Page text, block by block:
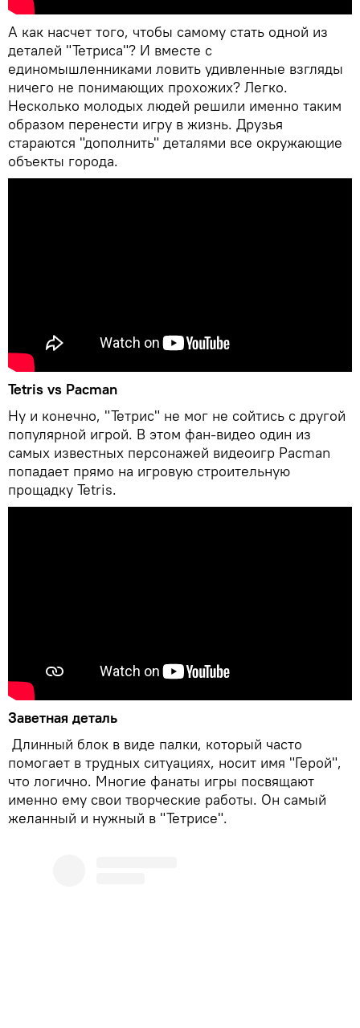
А как насчет того, чтобы самому стать одной из
деталей "Тетриса"? И вместе с
единомышленниками ловить удивленные взгляды
ничего не понимающих прохожих? Легко.
Несколько молодых людей решили именно таким
образом перенести игру в жизнь. Друзья
стараются "дополнить" деталями все окружающие
объекты города.
Tetris vs Pacman
Ну и конечно, "Тетрис" не мог не сойтись с другой
популярной игрой. В этом фан-видео один из
самых известных персонажей видеоигр Pacman
попадает прямо на игровую строительную
прощадку Tetris.
Заветная деталь
Длинный блок в виде палки, который часто
помогает в трудных ситуациях, носит имя "Герой",
что логично. Многие фанаты игры посвящают
именно ему свои творческие работы. Он самый
желанный и нужный в "Тетрисе".